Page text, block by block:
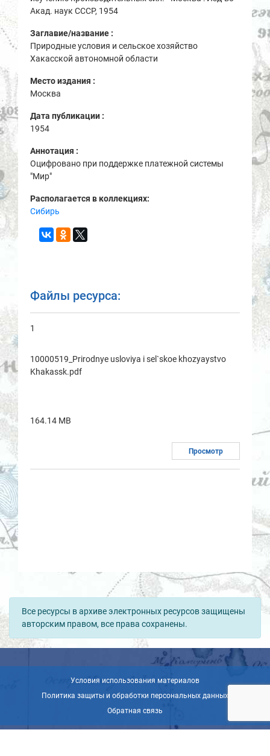
Акад. наук СССР, 1954
Заглавие/название :
Природные условия и сельское хозяйство
Хакасской автономной области
Место издания :
Москва
Дата публикации :
1954
Аннотация :
Оцифровано при поддержке платежной системы
"Мир"
Располагается в коллекциях:
Сибирь
Файлы ресурса:
1
10000519_Prirodnye usloviya i sel`skoe khozyaystvo
Khakassk.pdf
164.14 MB
Просмотр
Все ресурсы в архиве электронных ресурсов защищены
авторским правом, все права сохранены.
Условия использования материалов
Политика защиты и обработки персональных данных
Обратная связь